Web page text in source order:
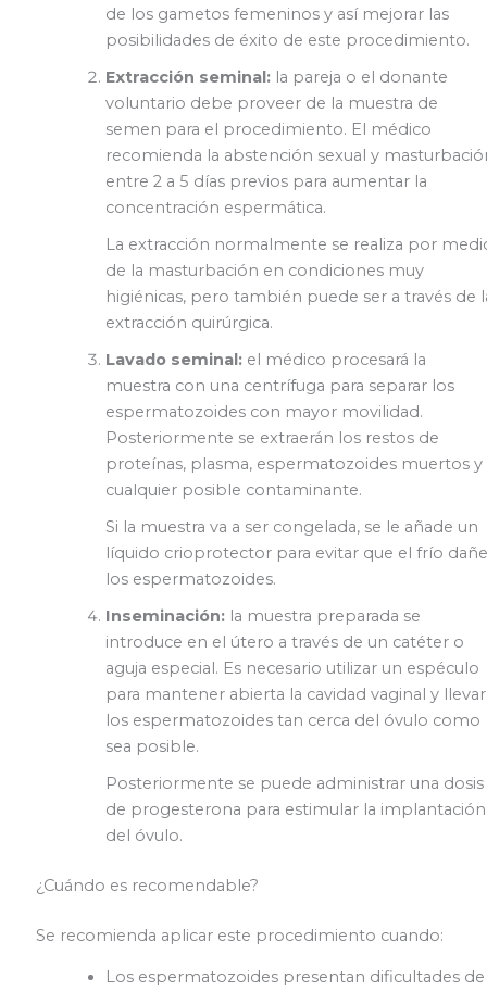
de los gametos femeninos y así mejorar las
posibilidades de éxito de este procedimiento.
Extracción seminal:la pareja o el donante
voluntario debe proveer de la muestra de
semen para el procedimiento. El médico
recomienda la abstención sexual y
entre 2 a 5 días previos para aumentar la
concentración espermática.
La extracción normalmente se realiza por
de la masturbación en condiciones muy
higiénicas, pero también puede ser a través de
extracción quirúrgica.
Lavado seminal:el médico procesará la
muestra con una centrífuga para separar los
espermatozoides con mayor movilidad.
Posteriormente se extraerán los restos de
proteínas, plasma, espermatozoides muertos y
cualquier posible contaminante.
Si la muestra va a ser congelada, se le añade un
líquido crioprotector para evitar que el frío dañe
los espermatozoides.
Inseminación:la muestra preparada se
introduce en el útero a través de un catéter o
aguja especial. Es necesario utilizar un espéculo
para mantener abierta la cavidad vaginal y llevar
los espermatozoides tan cerca del óvulo como
sea posible.
Posteriormente se puede administrar una dosis
de progesterona para estimular la implantación
del óvulo.
¿Cuándo es recomendable?
Se recomienda aplicar este procedimiento cuando:
Los espermatozoides presentan dificultades de